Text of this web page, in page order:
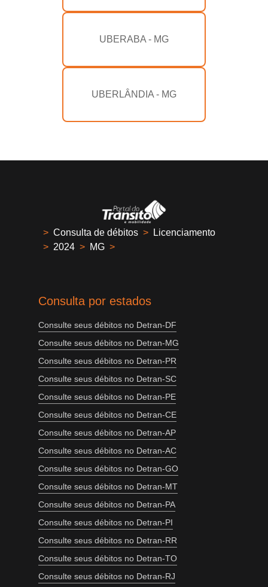
UBERABA - MG
UBERLÂNDIA - MG
> Consulta de débitos >
Licenciamento
> 2024 > MG >
Consulta por estados
Consulte seus débitos no Detran-DF
Consulte seus débitos no Detran-MG
Consulte seus débitos no Detran-PR
Consulte seus débitos no Detran-SC
Consulte seus débitos no Detran-PE
Consulte seus débitos no Detran-CE
Consulte seus débitos no Detran-AP
Consulte seus débitos no Detran-AC
Consulte seus débitos no Detran-GO
Consulte seus débitos no Detran-MT
Consulte seus débitos no Detran-PA
Consulte seus débitos no Detran-PI
Consulte seus débitos no Detran-RR
Consulte seus débitos no Detran-TO
Consulte seus débitos no Detran-RJ